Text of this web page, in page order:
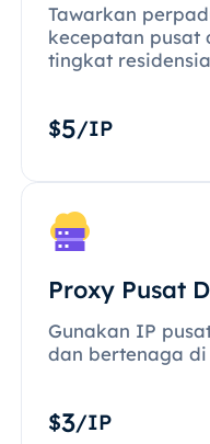
Tawarkan
kecepatan pusat
tingkat
$5/IP
Proxy Pusat
Gunakan IP
dan bertenaga di
$3/IP